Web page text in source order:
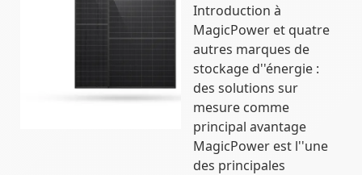
Introduction à
MagicPower et quatre
autres marques de
stockage d''énergie :
des solutions sur
mesure comme
principal avantage
MagicPower est l''une
des principales